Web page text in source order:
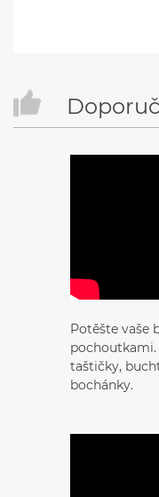
Potěšte vaše
taštičky,
bochánky.